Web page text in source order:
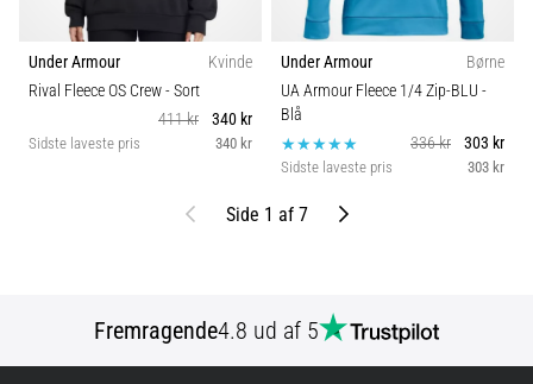
Under Armour
Kvinde
Rival Fleece OS Crew- Sort
411 kr
340 kr
Sidste laveste pris 340 kr
Under Armour
Børne
UA Armour Fleece 1/4 Zip-BLU -
Blå
336 kr
303 kr
Sidste laveste pris 303 kr
TidligereSide 1 af 7 Næste
Fremragende4.8 ud af 5